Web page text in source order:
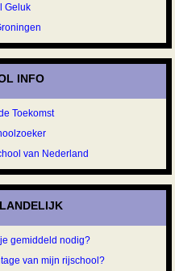
Geluk
INFO
Toekomst
van Nederland
gemiddeld nodig?
van mijn rijschool?